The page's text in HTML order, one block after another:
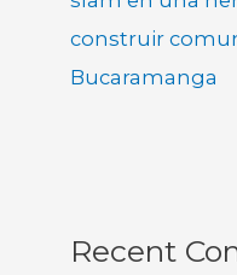
construir
Bucaramanga
Recent